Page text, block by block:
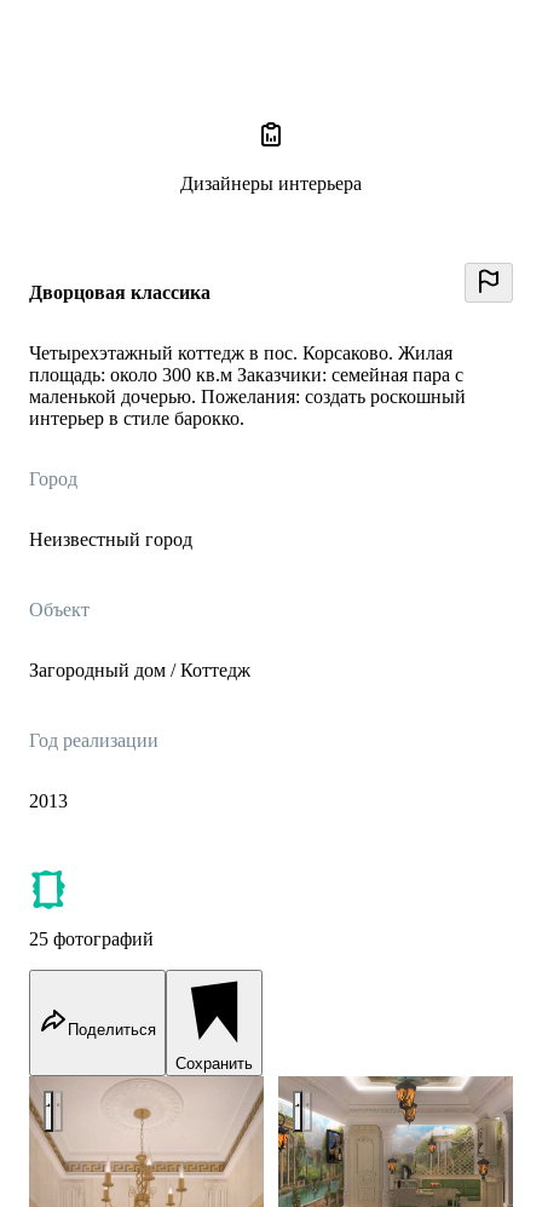
Дворцовая классика
Четырехэтажный коттедж в пос. Корсаково. Жилая
площадь: около 300 кв.м Заказчики: семейная пара с
маленькой дочерью. Пожелания: создать роскошный
интерьер в стиле барокко.
Город
Неизвестный город
Объект
Загородный дом / Коттедж
Год реализации
2013
25 фотографий
Поделиться
Сохранить
Дворцовая классика Дворцовая классика
Дизайнеры интерьера